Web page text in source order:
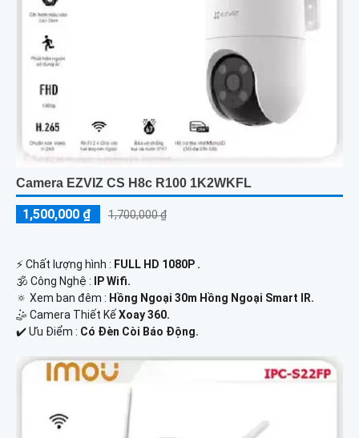
Camera EZVIZ CS H8c R100 1K2WKFL
1,500,000 ₫ 1,700,000 ₫
️⚡ Chất lượng hình : FULL HD 1080P .
🕉️ Công Nghệ :
IP Wifi.
🔅 Xem ban đêm : Hồng Ngoại 30m Hồng Ngoại Smart IR.
🤹 Camera Thiết Kế Xoay 360.
️✔️ Ưu Điểm : Có Đèn Còi Báo Động.